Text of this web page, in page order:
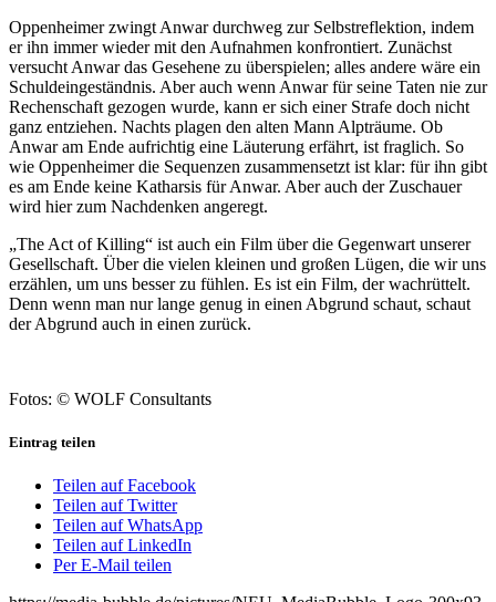
Oppenheimer zwingt Anwar durchweg zur Selbstreflektion, indem
er ihn immer wieder mit den Aufnahmen konfrontiert. Zunächst
versucht Anwar das Gesehene zu überspielen; alles andere wäre ein
Schuldeingeständnis. Aber auch wenn Anwar für seine Taten nie zur
Rechenschaft gezogen wurde, kann er sich einer Strafe doch nicht
ganz entziehen. Nachts plagen den alten Mann Alpträume. Ob
Anwar am Ende aufrichtig eine Läuterung erfährt, ist fraglich. So
wie Oppenheimer die Sequenzen zusammensetzt ist klar: für ihn gibt
es am Ende keine Katharsis für Anwar. Aber auch der Zuschauer
wird hier zum Nachdenken angeregt.
„The Act of Killing“ ist auch ein Film über die Gegenwart unserer
Gesellschaft. Über die vielen kleinen und großen Lügen, die wir uns
erzählen, um uns besser zu fühlen. Es ist ein Film, der wachrüttelt.
Denn wenn man nur lange genug in einen Abgrund schaut, schaut
der Abgrund auch in einen zurück.
Fotos: © WOLF Consultants
Eintrag teilen
Teilen auf Facebook
Teilen auf Twitter
Teilen auf WhatsApp
Teilen auf LinkedIn
Per E-Mail teilen